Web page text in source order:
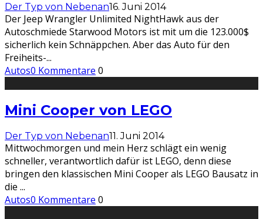
Der Typ von Nebenan16. Juni 2014
Der Jeep Wrangler Unlimited NightHawk aus der
Autoschmiede Starwood Motors ist mit um die 123.000$
sicherlich kein Schnäppchen. Aber das Auto für den
Freiheits-...
Autos0 Kommentare 0
Mini Cooper von LEGO
Der Typ von Nebenan11. Juni 2014
Mittwochmorgen und mein Herz schlägt ein wenig
schneller, verantwortlich dafür ist LEGO, denn diese
bringen den klassischen Mini Cooper als LEGO Bausatz in
die ...
Autos0 Kommentare 0